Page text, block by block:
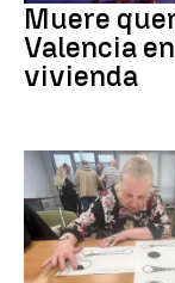
Muere
Valencia
vivienda
Eclipse solar